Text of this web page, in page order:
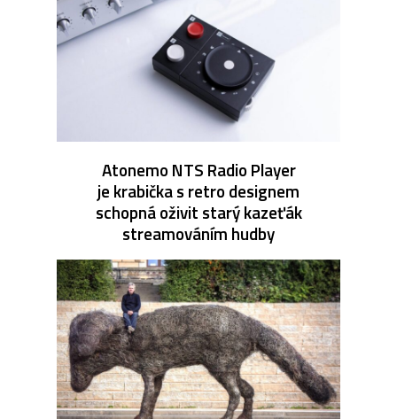
Atonemo NTS Radio Player
je krabička s retro designem
schopná oživit starý kazeťák
streamováním hudby